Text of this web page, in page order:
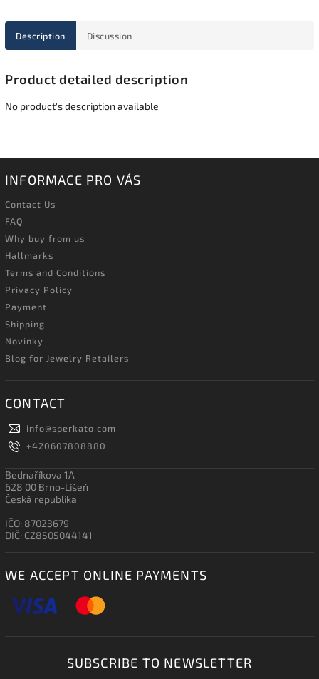
Description Discussion
Product detailed description
No product's description available
INFORMACE PRO VÁS
Contact Us
FAQ
Why buy from us
Hallmarks
Terms and Conditions
Privacy Policy
Payment
Shipping
Novinky
Blog for Jewelry Retailers
CONTACT
info@sperkato.com
+420607808880
Bednaříkova 1A
628 00 Brno-Líšeň
Česká republika
IČO: 87023679
DIČ: CZ8505044141
WE ACCEPT ONLINE PAYMENTS
SUBSCRIBE TO NEWSLETTER